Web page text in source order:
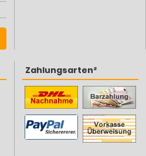
Zahlungsarten²